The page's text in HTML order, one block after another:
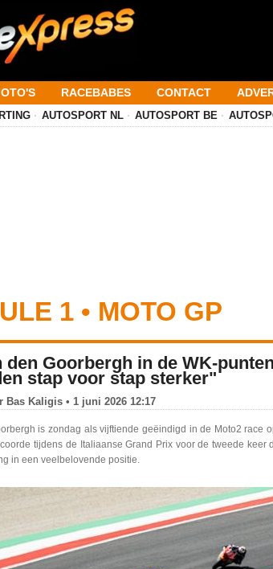
RACEBABES CONTACT
AUTOSPORT NL AUTOSPORT BE
1 • MOTO GP
den Goorbergh in de WK-
stap voor stap sterker"
Bas Kaligis • 1 juni 2026 12:17
is zondag als vijftiende geëindigd in de Moto2 race
tijdens de Italiaanse Grand Prix voor de tweede keer
in een veelbelovende positie.